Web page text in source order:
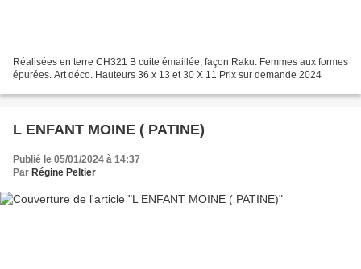
Réalisées en terre CH321 B cuite émaillée, façon Raku. Femmes aux formes
épurées. Art déco. Hauteurs 36 x 13 et 30 X 11 Prix sur demande 2024
L ENFANT MOINE ( PATINE)
Publié le 05/01/2024 à 14:37
Par Régine Peltier